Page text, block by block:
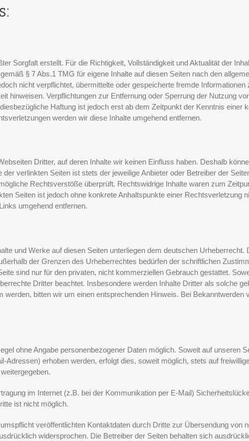
Sorgfalt erstellt. Für die Richtigkeit, Vollständigkeit und Aktualität der
§ 7 Abs.1 TMG für eigene Inhalte auf diesen Seiten nach den
nicht verpflichtet, übermittelte oder gespeicherte fremde
hinweisen. Verpflichtungen zur Entfernung oder Sperrung der Nutzung
Haftung ist jedoch erst ab dem Zeitpunkt der Kenntnis einer
werden wir diese Inhalte umgehend entfernen.
Dritter, auf deren Inhalte wir keinen Einfluss haben. Deshalb
der verlinkten Seiten ist stets der jeweilige Anbieter oder Betreiber der
Rechtsverstöße überprüft. Rechtswidrige Inhalte waren zum
Seiten ist jedoch ohne konkrete Anhaltspunkte einer Rechtsverletzung
umgehend entfernen.
und Werke auf diesen Seiten unterliegen dem deutschen Urheberrecht.
der Grenzen des Urheberrechtes bedürfen der schriftlichen
sind nur für den privaten, nicht kommerziellen Gebrauch gestattet.
Dritter beachtet. Insbesondere werden Inhalte Dritter als solche
bitten wir um einen entsprechenden Hinweis. Bei Bekanntwerden
ohne Angabe personenbezogener Daten möglich. Soweit auf unseren
Adressen) erhoben werden, erfolgt dies, soweit möglich, stets auf
im Internet (z.B. bei der Kommunikation per E-Mail)
ist nicht möglich.
veröffentlichten Kontaktdaten durch Dritte zur Übersendung von
widersprochen. Die Betreiber der Seiten behalten sich